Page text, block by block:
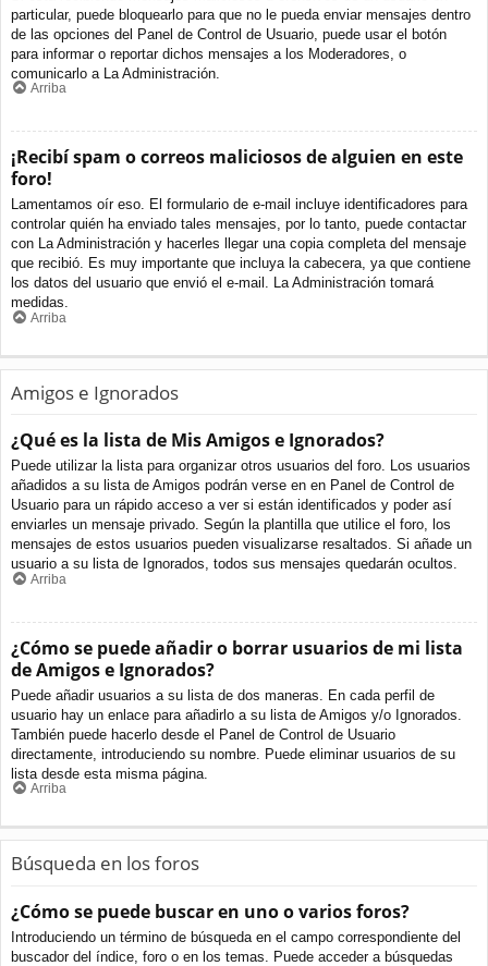
particular, puede bloquearlo para que no le pueda enviar mensajes dentro
de las opciones del Panel de Control de Usuario, puede usar el botón
para informar o reportar dichos mensajes a los Moderadores, o
comunicarlo a La Administración.
Arriba
¡Recibí spam o correos maliciosos de alguien en este
foro!
Lamentamos oír eso. El formulario de e-mail incluye identificadores para
controlar quién ha enviado tales mensajes, por lo tanto, puede contactar
con La Administración y hacerles llegar una copia completa del mensaje
que recibió. Es muy importante que incluya la cabecera, ya que contiene
los datos del usuario que envió el e-mail. La Administración tomará
medidas.
Arriba
Amigos e Ignorados
¿Qué es la lista de Mis Amigos e Ignorados?
Puede utilizar la lista para organizar otros usuarios del foro. Los usuarios
añadidos a su lista de Amigos podrán verse en en Panel de Control de
Usuario para un rápido acceso a ver si están identificados y poder así
enviarles un mensaje privado. Según la plantilla que utilice el foro, los
mensajes de estos usuarios pueden visualizarse resaltados. Si añade un
usuario a su lista de Ignorados, todos sus mensajes quedarán ocultos.
Arriba
¿Cómo se puede añadir o borrar usuarios de mi lista
de Amigos e Ignorados?
Puede añadir usuarios a su lista de dos maneras. En cada perfil de
usuario hay un enlace para añadirlo a su lista de Amigos y/o Ignorados.
También puede hacerlo desde el Panel de Control de Usuario
directamente, introduciendo su nombre. Puede eliminar usuarios de su
lista desde esta misma página.
Arriba
Búsqueda en los foros
¿Cómo se puede buscar en uno o varios foros?
Introduciendo un término de búsqueda en el campo correspondiente del
buscador del índice, foro o en los temas. Puede acceder a búsquedas